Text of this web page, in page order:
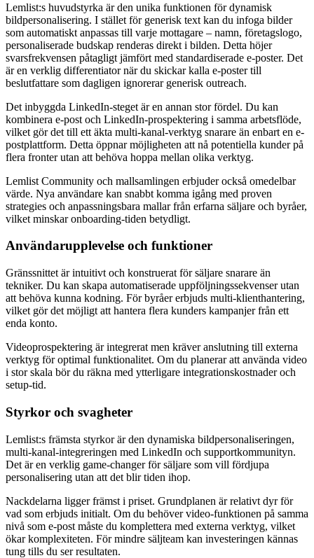
Lemlist:s huvudstyrka är den unika funktionen för dynamisk
bildpersonalisering. I stället för generisk text kan du infoga bilder
som automatiskt anpassas till varje mottagare – namn, företagslogo,
personaliserade budskap renderas direkt i bilden. Detta höjer
svarsfrekvensen påtagligt jämfört med standardiserade e-poster. Det
är en verklig differentiator när du skickar kalla e-poster till
beslutfattare som dagligen ignorerar generisk outreach.
Det inbyggda LinkedIn-steget är en annan stor fördel. Du kan
kombinera e-post och LinkedIn-prospektering i samma arbetsflöde,
vilket gör det till ett äkta multi-kanal-verktyg snarare än enbart en e-
postplattform. Detta öppnar möjligheten att nå potentiella kunder på
flera fronter utan att behöva hoppa mellan olika verktyg.
Lemlist Community och mallsamlingen erbjuder också omedelbar
värde. Nya användare kan snabbt komma igång med proven
strategies och anpassningsbara mallar från erfarna säljare och byråer,
vilket minskar onboarding-tiden betydligt.
Användarupplevelse och funktioner
Gränssnittet är intuitivt och konstruerat för säljare snarare än
tekniker. Du kan skapa automatiserade uppföljningssekvenser utan
att behöva kunna kodning. För byråer erbjuds multi-klienthantering,
vilket gör det möjligt att hantera flera kunders kampanjer från ett
enda konto.
Videoprospektering är integrerat men kräver anslutning till externa
verktyg för optimal funktionalitet. Om du planerar att använda video
i stor skala bör du räkna med ytterligare integrationskostnader och
setup-tid.
Styrkor och svagheter
Lemlist:s främsta styrkor är den dynamiska bildpersonaliseringen,
multi-kanal-integreringen med LinkedIn och supportkommunityn.
Det är en verklig game-changer för säljare som vill fördjupa
personalisering utan att det blir tiden ihop.
Nackdelarna ligger främst i priset. Grundplanen är relativt dyr för
vad som erbjuds initialt. Om du behöver video-funktionen på samma
nivå som e-post måste du komplettera med externa verktyg, vilket
ökar komplexiteten. För mindre säljteam kan investeringen kännas
tung tills du ser resultaten.